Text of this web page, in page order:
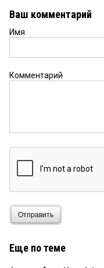
Ваш комментарий
Имя
Комментарий
Отправить
Еще по теме